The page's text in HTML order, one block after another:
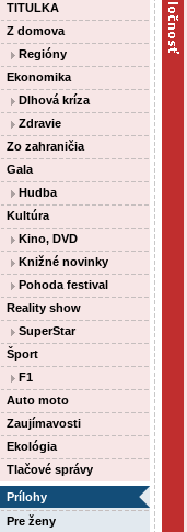
TITULKA
Z domova
Regióny
Ekonomika
Dlhová kríza
Zdravie
Zo zahraničia
Gala
Hudba
Kultúra
Kino, DVD
Knižné novinky
Pohoda festival
Reality show
SuperStar
Šport
F1
Auto moto
Zaujímavosti
Ekológia
Tlačové správy
Prílohy
Pre ženy